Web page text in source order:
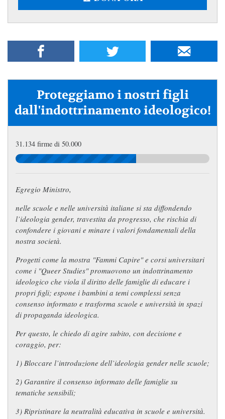
Proteggiamo i nostri figli
dall'indottrinamento ideologico!
31.134 firme di 50.000
Egregio Ministro,
nelle scuole e nelle università italiane si sta diffondendo
l’ideologia gender, travestita da progresso, che rischia di
confondere i giovani e minare i valori fondamentali della
nostra società.
Progetti come la mostra "Fammi Capire"e corsi universitari
come i "Queer Studies" promuovono un indottrinamento
ideologico che viola il diritto delle famiglie di educare i
propri figli; espone i bambini a temi complessi senza
consenso informato e trasforma scuole e università in spazi
di propaganda ideologica.
Per questo, le chiedo di agire subito, con decisione e
coraggio, per:
1) Bloccare l’introduzione dell’ideologia gender nelle scuole;
2) Garantire il consenso informato delle famiglie su
tematiche sensibili;
3) Ripristinare la neutralità educativa in scuole e università.